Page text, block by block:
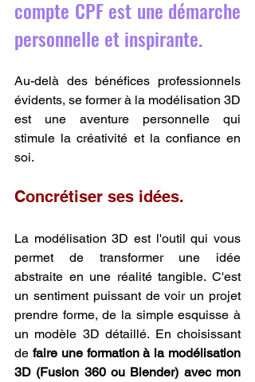
compte CPF est une démarche
personnelle et inspirante.
Au-delà des bénéfices professionnels
évidents, se former à la modélisation 3D
est une aventure personnelle qui
stimule la créativité et la confiance en
soi.
Concrétiser ses idées.
La modélisation 3D est l'outil qui vous
permet de transformer une idée
abstraite en une réalité tangible. C'est
un sentiment puissant de voir un projet
prendre forme, de la simple esquisse à
un modèle 3D détaillé. En choisissant
de faire une formation à la modélisation
3D (Fusion 360 ou Blender) avec mon